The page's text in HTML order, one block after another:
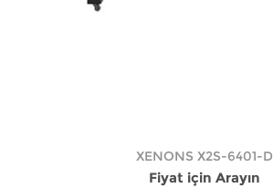
XENONS X2S-6401-D
Fiyat için Arayın